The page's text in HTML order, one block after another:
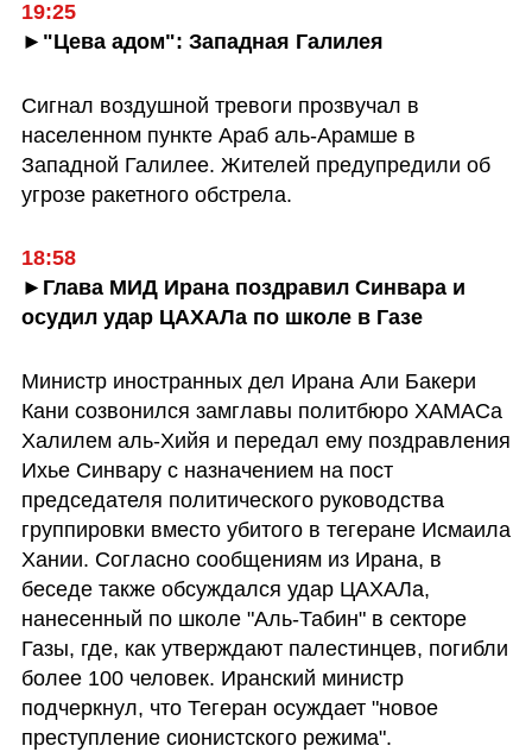
19:25
►"Цева адом": Западная Галилея
Сигнал воздушной тревоги прозвучал в
населенном пункте Араб аль-Арамше в
Западной Галилее. Жителей предупредили об
угрозе ракетного обстрела.
18:58
►Глава МИД Ирана поздравил Синвара и
осудил удар ЦАХАЛа по школе в Газе
Министр иностранных дел Ирана Али Бакери
Кани созвонился замглавы политбюро ХАМАСа
Халилем аль-Хийя и передал ему поздравления
Ихье Синвару с назначением на пост
председателя политического руководства
группировки вместо убитого в тегеране Исмаила
Хании. Согласно сообщениям из Ирана, в
беседе также обсуждался удар ЦАХАЛа,
нанесенный по школе "Аль-Табин" в секторе
Газы, где, как утверждают палестинцев, погибли
более 100 человек. Иранский министр
подчеркнул, что Тегеран осуждает "новое
преступление сионистского режима".